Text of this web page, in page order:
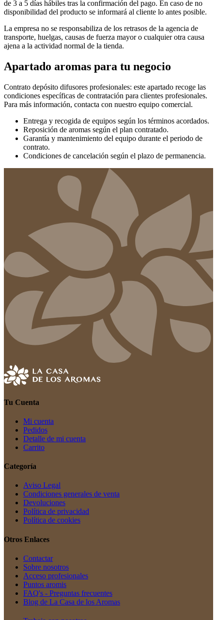
de 3 a 5 días hábiles tras la confirmación del pago. En caso de no
disponibilidad del producto se informará al cliente lo antes posible.
La empresa no se responsabiliza de los retrasos de la agencia de
transporte, huelgas, causas de fuerza mayor o cualquier otra causa
ajena a la actividad normal de la tienda.
Apartado aromas para tu negocio
Contrato depósito difusores profesionales: este apartado recoge las
condiciones específicas de contratación para clientes profesionales.
Para más información, contacta con nuestro equipo comercial.
Entrega y recogida de equipos según los términos acordados.
Reposición de aromas según el plan contratado.
Garantía y mantenimiento del equipo durante el periodo de
contrato.
Condiciones de cancelación según el plazo de permanencia.
Tu Cuenta
Mi cuenta
Pedidos
Detalle de mi cuenta
Carrito
Categoría
Aviso Legal
Condiciones generales de venta
Devoluciones
Política de privacidad
Política de cookies
Otros Enlaces
Contactar
Sobre nosotros
Acceso profesionales
Puntos aromis
FAQ's - Preguntas frecuentes
Blog de La Casa de los Aromas